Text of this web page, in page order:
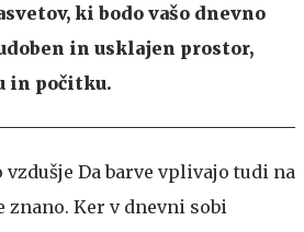
ki bodo vašo dnevno
in usklajen prostor,
in počitku.
vzdušje Da barve vplivajo tudi na
znano. Ker v dnevni sobi